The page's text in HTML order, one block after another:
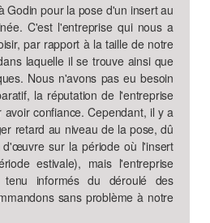
Godin pour la pose d'un insert au
C'est l'entreprise qui nous a
par rapport à la taille de notre
laquelle il se trouve ainsi que
Nous n'avons pas eu besoin
la réputation de l'entreprise
confiance. Cependant, il y a
retard au niveau de la pose, dû
sur la période où l'insert
estivale), mais l'entreprise
tenu informés du déroulé des
sans problème à notre